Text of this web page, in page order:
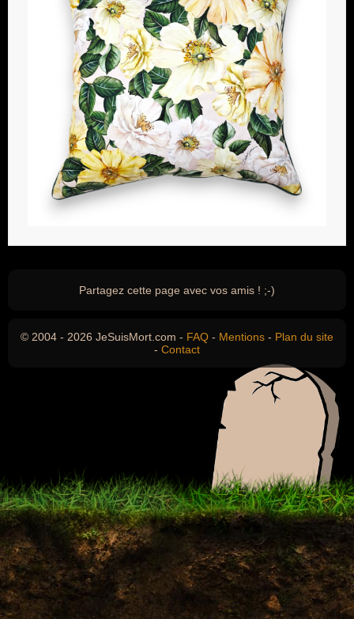
Partagez cette page avec vos amis ! ;-)
© 2004 - 2026 JeSuisMort.com - FAQ - Mentions - Plan du site
- Contact